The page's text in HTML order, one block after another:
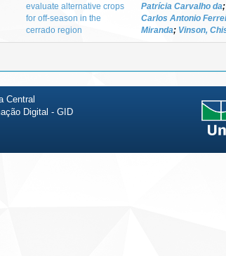
evaluate alternative crops
for off-season in the
cerrado region
Patrícia Carvalho da;
Carlos Antonio
Miranda; Vinson,
Central
Digital - GID